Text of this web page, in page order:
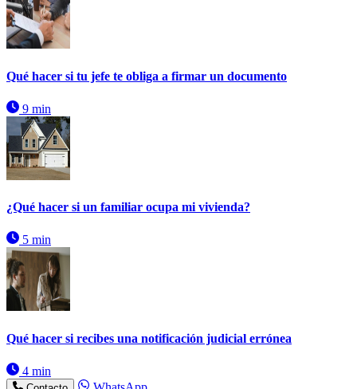
Qué hacer si tu jefe te obliga a firmar un documento
9 min
¿Qué hacer si un familiar ocupa mi vivienda?
5 min
Qué hacer si recibes una notificación judicial errónea
4 min